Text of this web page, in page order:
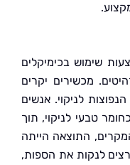
בכימיקלים
יקרים
אנשים
לניקוי, תוך
הייתה
את הספות,